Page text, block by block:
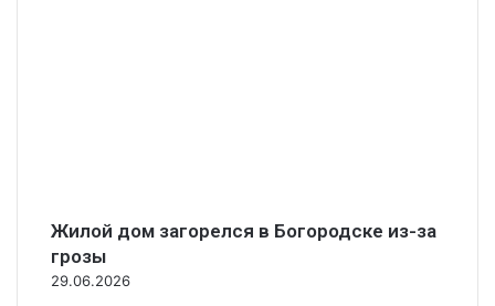
Жилой дом загорелся в Богородске из-за
грозы
29.06.2026